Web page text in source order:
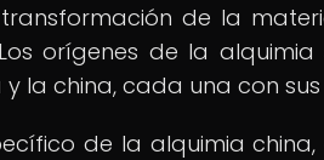
de la
orígenes de la
la china, cada una con
de la alquimia